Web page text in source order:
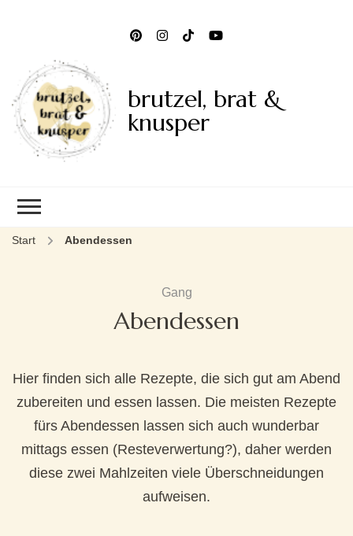
brutzel, brat &
knusper
Start Abendessen
Gang
Abendessen
Hier finden sich alle Rezepte, die sich gut am Abend
zubereiten und essen lassen. Die meisten Rezepte
fürs Abendessen lassen sich auch wunderbar
mittags essen (Resteverwertung?), daher werden
diese zwei Mahlzeiten viele Überschneidungen
aufweisen.